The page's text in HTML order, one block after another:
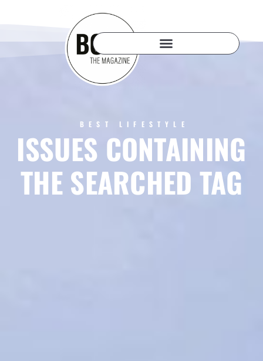
BEST LIFESTYLE
ISSUES CONTAINING
THE SEARCHED TAG